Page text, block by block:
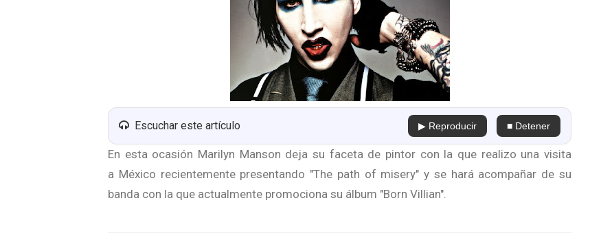
Escuchar este artículo ▶ Reproducir ■ Detener
En esta ocasión Marilyn Manson deja su faceta de pintor con la que realizo una visita
a México recientemente presentando "The path of misery" y se hará acompañar de su
banda con la que actualmente promociona su álbum "Born Villian".